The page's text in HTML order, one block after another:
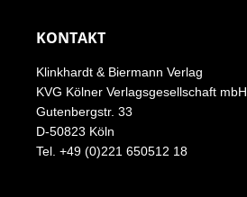
KONTAKT
Klinkhardt & Biermann Verlag
KVG Kölner Verlagsgesellschaft mbH
Gutenbergstr. 33
D-50823 Köln
Tel. +49 (0)221 650512 18